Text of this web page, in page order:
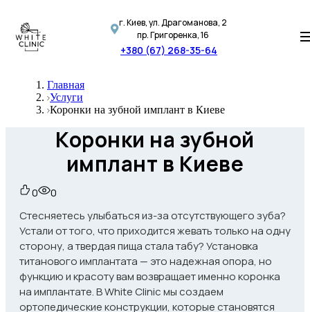
г. Киев, ул. Драгоманова, 2
пр. Григоренка, 16
+380 (67) 268-35-64
Главная
Услуги
Коронки на зубной имплант в Киеве
Коронки на зубной
имплант в Киеве
0 0
Стесняетесь улыбаться из-за отсутствующего зуба?
Устали от того, что приходится жевать только на одну
сторону, а твердая пища стала табу? Установка
титанового имплантата — это надежная опора, но
функцию и красоту вам возвращает именно коронка
на имплантате. В White Clinic мы создаем
ортопедические конструкции, которые становятся